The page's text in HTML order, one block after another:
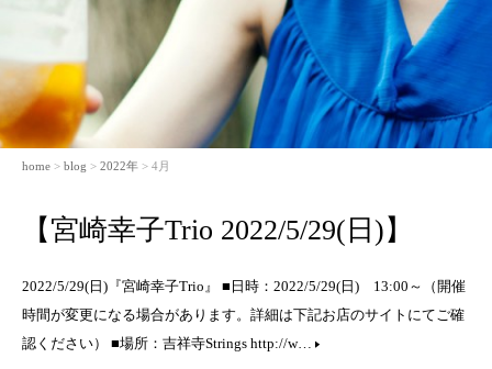
home > blog > 2022年 > 4月
【宮崎幸子Trio 2022/5/29(日)】
2022/5/29(日)『宮崎幸子Trio』 ■日時：2022/5/29(日) 13:00～（開催
時間が変更になる場合があります。詳細は下記お店のサイトにてご確
認ください） ■場所：吉祥寺Strings http://w…